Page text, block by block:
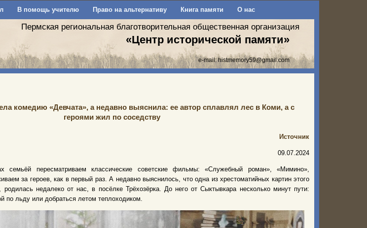
В помощь учителю Право на альтернативу Книга памяти О нас
Пермская региональная благотворительная общественная организация
«Центр исторической памяти»
e-mail:histmemory59@gmail.com
комедию «Девчата», а недавно выяснила: ее автор сплавлял лес в Коми, а с
героями жил по соседству
Источник
09.07.2024
семьёй пересматриваем классические советские фильмы: «Служебный роман», «Мимино»,
за героев, как в первый раз. А недавно выяснилось, что одна из хрестоматийных картин этого
родилась недалеко от нас, в посёлке Трёхозёрка. До него от Сыктывкара несколько минут пути:
по льду или добраться летом теплоходиком.